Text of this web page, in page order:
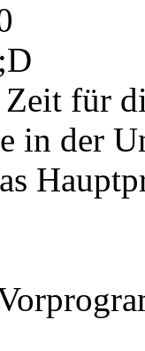
für
in der